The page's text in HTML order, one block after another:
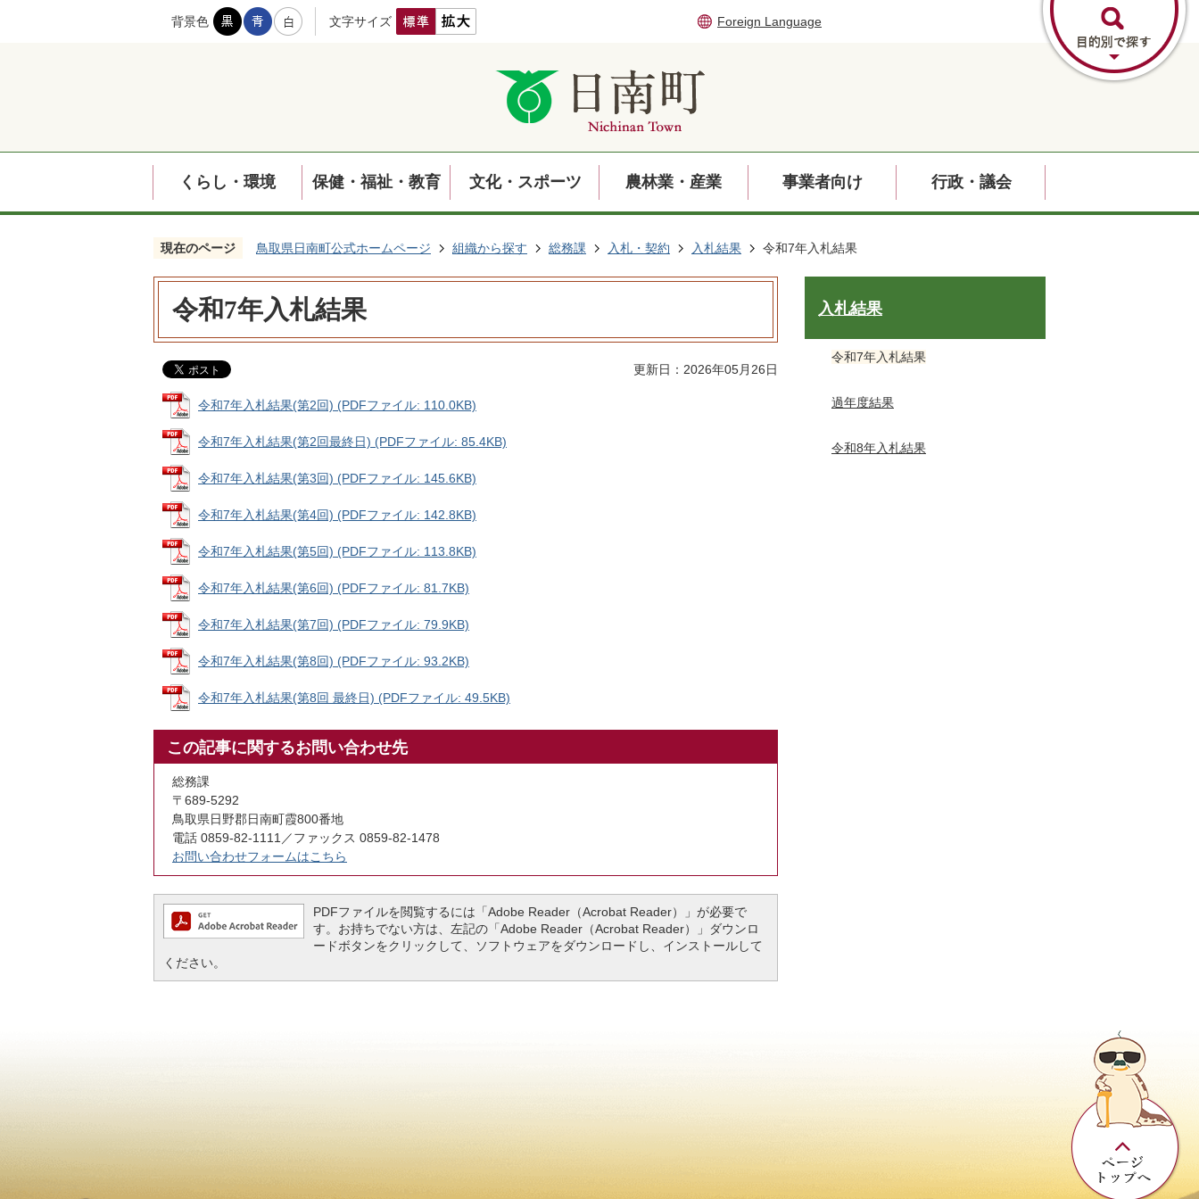
背景色 文字サイズ Foreign Language
くらし・環境 保健・福祉・教育 文化・スポーツ 農林業・産業 事業者向け 行政・議会
現在のページ 鳥取県日南町公式ホームページ 組織から探す 総務課 入札・契約 入札結果 令和7年入札結果
令和7年入札結果
更新日：2026年05月26日
令和7年入札結果(第2回) (PDFファイル: 110.0KB)
令和7年入札結果(第2回最終日) (PDFファイル: 85.4KB)
令和7年入札結果(第3回) (PDFファイル: 145.6KB)
令和7年入札結果(第4回) (PDFファイル: 142.8KB)
令和7年入札結果(第5回) (PDFファイル: 113.8KB)
令和7年入札結果(第6回) (PDFファイル: 81.7KB)
令和7年入札結果(第7回) (PDFファイル: 79.9KB)
令和7年入札結果(第8回) (PDFファイル: 93.2KB)
令和7年入札結果(第8回 最終日) (PDFファイル: 49.5KB)
この記事に関するお問い合わせ先
総務課
〒689-5292
鳥取県日野郡日南町霞800番地
電話 0859-82-1111／ファックス 0859-82-1478
お問い合わせフォームはこちら
PDFファイルを閲覧するには「Adobe Reader（Acrobat Reader）」が必要で
す。お持ちでない方は、左記の「Adobe Reader（Acrobat Reader）」ダウンロ
ードボタンをクリックして、ソフトウェアをダウンロードし、インストールして
ください。
入札結果
令和7年入札結果
過年度結果
令和8年入札結果